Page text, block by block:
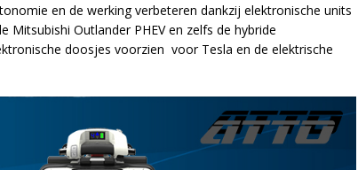
en de werking verbeteren dankzij elektronische units
Mitsubishi Outlander PHEV en zelfs de hybride
doosjes voorzien voor Tesla en de elektrische